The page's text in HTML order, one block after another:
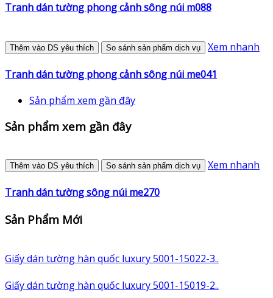
Tranh dán tường phong cảnh sông núi m088
Thêm vào DS yêu thích So sánh sản phẩm dịch vụ Xem nhanh
Tranh dán tường phong cảnh sông núi me041
Sản phẩm xem gần đây
Sản phẩm xem gần đây
Thêm vào DS yêu thích So sánh sản phẩm dịch vụ Xem nhanh
Tranh dán tường sông núi me270
Sản Phẩm Mới
Giấy dán tường hàn quốc luxury 5001-15022-3..
Giấy dán tường hàn quốc luxury 5001-15019-2..